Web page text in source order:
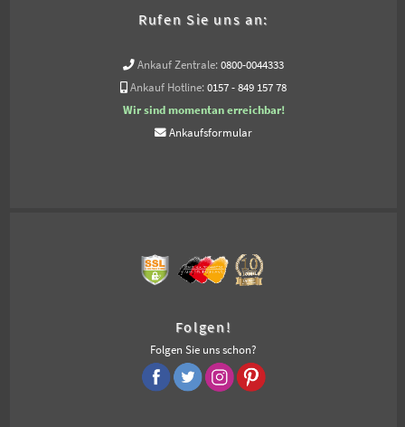
Rufen Sie uns an:
Ankauf Zentrale: 0800-0044333
Ankauf Hotline: 0157 - 849 157 78
Wir sind momentan erreichbar!
Ankaufsformular
Folgen!
Folgen Sie uns schon?